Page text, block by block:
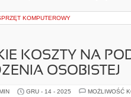
KOMPUTEROWY
KOSZTY NA
OSOBISTEJ
GRU - 14 - 2025 MOŻLIWOŚĆ